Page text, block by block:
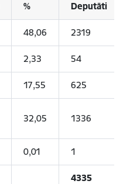
% Deputāti
48,06 2319
2,33 54
17,55 625
32,05 1336
0,01 1
4335